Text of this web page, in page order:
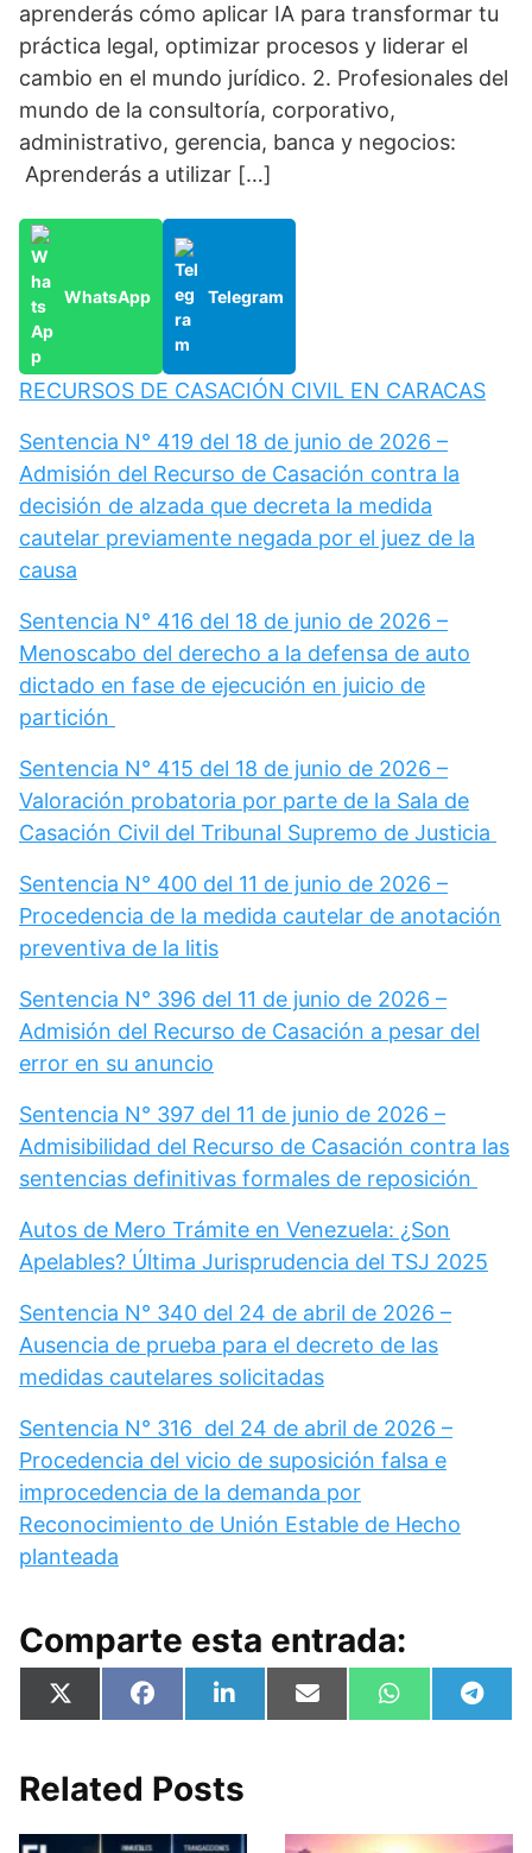
aprenderás cómo aplicar IA para transformar tu
práctica legal, optimizar procesos y liderar el
cambio en el mundo jurídico. 2. Profesionales del
mundo de la consultoría, corporativo,
administrativo, gerencia, banca y negocios:
Aprenderás a utilizar […]
WhatsApp Telegram
RECURSOS DE CASACIÓN CIVIL EN CARACAS
Sentencia N° 419 del 18 de junio de 2026 –
Admisión del Recurso de Casación contra la
decisión de alzada que decreta la medida
cautelar previamente negada por el juez de la
causa
Sentencia N° 416 del 18 de junio de 2026 –
Menoscabo del derecho a la defensa de auto
dictado en fase de ejecución en juicio de
partición
Sentencia N° 415 del 18 de junio de 2026 –
Valoración probatoria por parte de la Sala de
Casación Civil del Tribunal Supremo de Justicia
Sentencia N° 400 del 11 de junio de 2026 –
Procedencia de la medida cautelar de anotación
preventiva de la litis
Sentencia N° 396 del 11 de junio de 2026 –
Admisión del Recurso de Casación a pesar del
error en su anuncio
Sentencia N° 397 del 11 de junio de 2026 –
Admisibilidad del Recurso de Casación contra las
sentencias definitivas formales de reposición
Autos de Mero Trámite en Venezuela: ¿Son
Apelables? Última Jurisprudencia del TSJ 2025
Sentencia N° 340 del 24 de abril de 2026 –
Ausencia de prueba para el decreto de las
medidas cautelares solicitadas
Sentencia N° 316 del 24 de abril de 2026 –
Procedencia del vicio de suposición falsa e
improcedencia de la demanda por
Reconocimiento de Unión Estable de Hecho
planteada
Comparte esta entrada:
Compartir
en
X
(
i
t
e
Compartir
en
F
a
b
o
k
Compartir
en
L
i
e
d
n
Compartir
en
E
m
Compartir
en
W
h
p
en
T
e
m
Related Posts